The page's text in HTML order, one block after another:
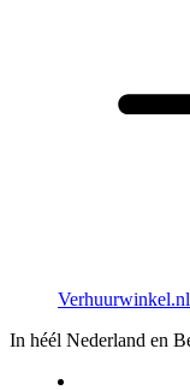
Verhuurwinkel.nl
In héél Nederland en